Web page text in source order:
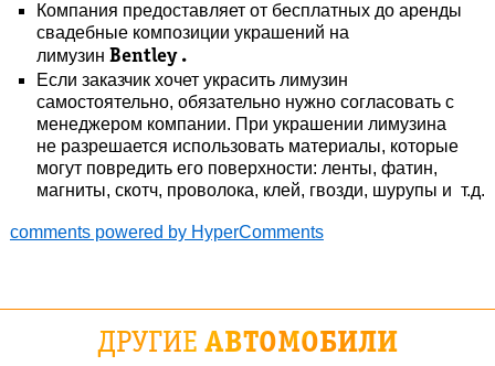
Компания предоставляет от бесплатных до аренды
свадебные композиции украшений на
лимузин Bentley .
Если заказчик хочет украсить лимузин
самостоятельно, обязательно нужно согласовать с
менеджером компании. При украшении лимузина
не разрешается использовать материалы, которые
могут повредить его поверхности: ленты, фатин,
магниты, скотч, проволока, клей, гвозди, шурупы и т.д.
comments powered by HyperComments
ДРУГИЕ АВТОМОБИЛИ